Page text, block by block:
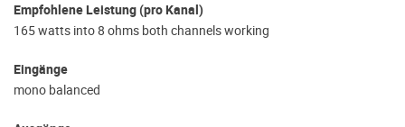
Empfohlene Leistung (pro Kanal)
165 watts into 8 ohms both channels working
Eingänge
mono balanced